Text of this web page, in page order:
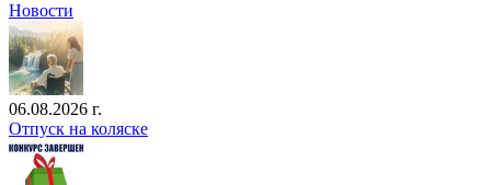
Новости
06.08.2026 г.
Отпуск на коляске